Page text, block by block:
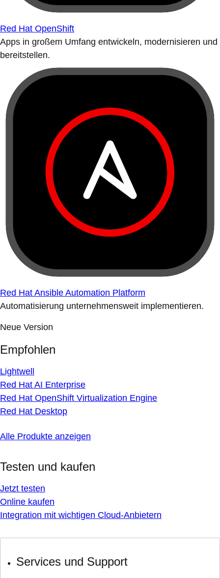
Red Hat OpenShift
Apps in großem Umfang entwickeln, modernisieren und
bereitstellen.
Red Hat Ansible Automation Platform
Automatisierung unternehmensweit implementieren.
Neue Version
Empfohlen
Lightwell
Red Hat AI Enterprise
Red Hat OpenShift Virtualization Engine
Red Hat Desktop
Alle Produkte anzeigen
Testen und kaufen
Jetzt testen
Online kaufen
Integration mit wichtigen Cloud-Anbietern
Services und Support